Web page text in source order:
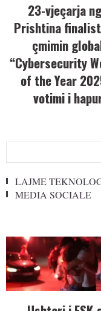
23-vjeçarja
Prishtina
çmimin
“Cybersecurity
of the Year
votimi i
LAJME
MEDIA SOCIALE